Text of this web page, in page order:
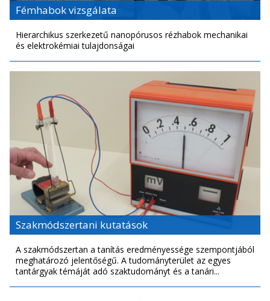
Fémhabok vizsgálata
Hierarchikus szerkezetű nanopórusos rézhabok mechanikai
és elektrokémiai tulajdonságai
Szakmódszertani kutatások
A szakmódszertan a tanítás eredményessége szempontjából
meghatározó jelentőségű. A tudományterület az egyes
tantárgyak témáját adó szaktudományt és a tanári...